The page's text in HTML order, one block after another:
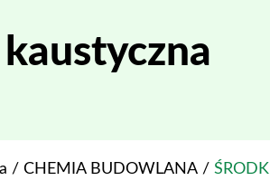
/ CHEMIA BUDOWLANA /